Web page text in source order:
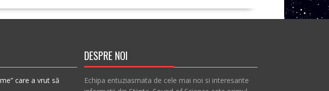
care a vrut să
DESPRE NOI
Echipa entuziasmata de cele mai noi si interesante